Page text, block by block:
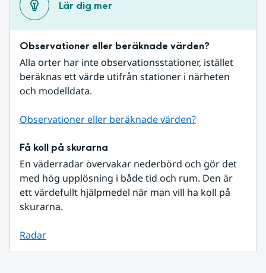
Lär dig mer
Observationer eller beräknade värden?
Alla orter har inte observationsstationer, istället
beräknas ett värde utifrån stationer i närheten
och modelldata.
Observationer eller beräknade värden?
Få koll på skurarna
En väderradar övervakar nederbörd och gör det
med hög upplösning i både tid och rum. Den är
ett värdefullt hjälpmedel när man vill ha koll på
skurarna.
Radar